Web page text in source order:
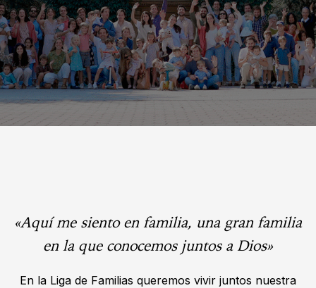
«Aquí me siento en familia, una gran familia
en la que conocemos juntos a Dios»
En la Liga de Familias queremos vivir juntos nuestra